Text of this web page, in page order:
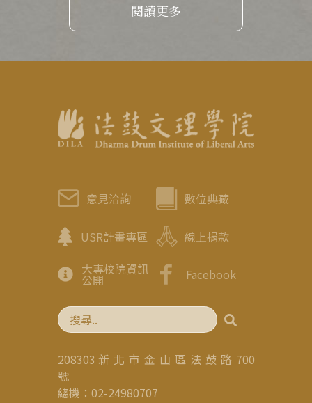
閱讀更多
意見洽詢 數位典藏
USR計畫專區
線上捐款
大專校院資訊
公開 Facebook
208303 新 北 市 金 山 區 法 鼓 路 700
號
總機：02-24980707